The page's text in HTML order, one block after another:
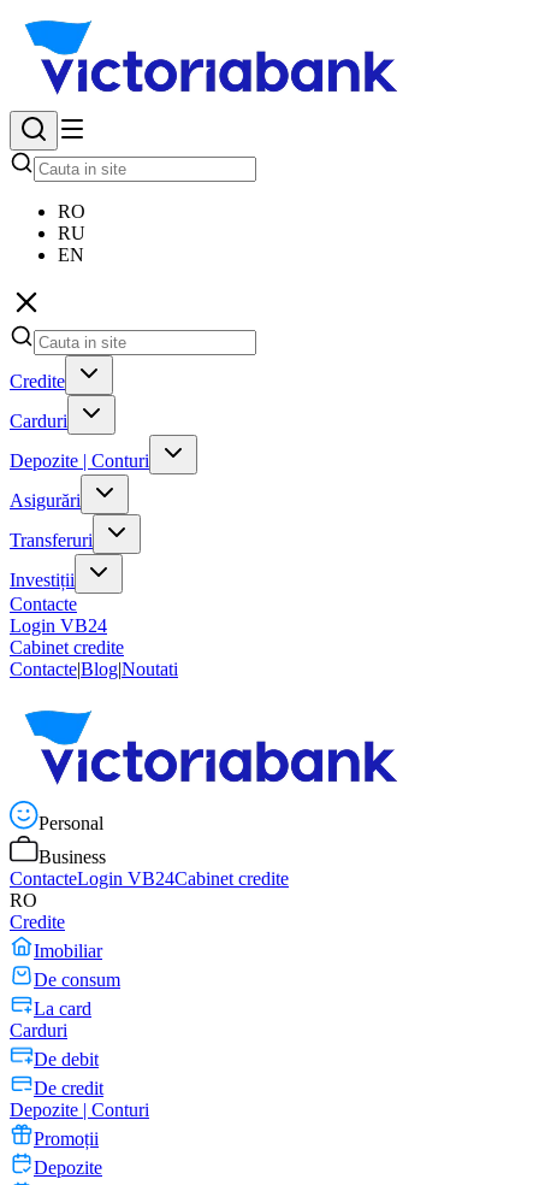
RO
RU
EN
Credite
Carduri
Depozite | Conturi
Asigurări
Transferuri
Investiții
Contacte
Login VB24
Cabinet credite
Contacte|Blog|Noutati
Personal
Business
ContacteLogin VB24Cabinet credite
RO
Credite
Imobiliar
De consum
La card
Carduri
De debit
De credit
Depozite | Conturi
Promoții
Depozite